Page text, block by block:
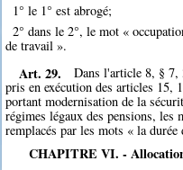
1° le 1° est abrogé;
2° dans le 2°, le mot «
de travail ».
Art. 29.
Dans l'article 8, § 7,
pris en exécution des articles 15,
portant modernisation de la
régimes légaux des pensions,
remplacés par les mots « la
CHAPITRE VI. -